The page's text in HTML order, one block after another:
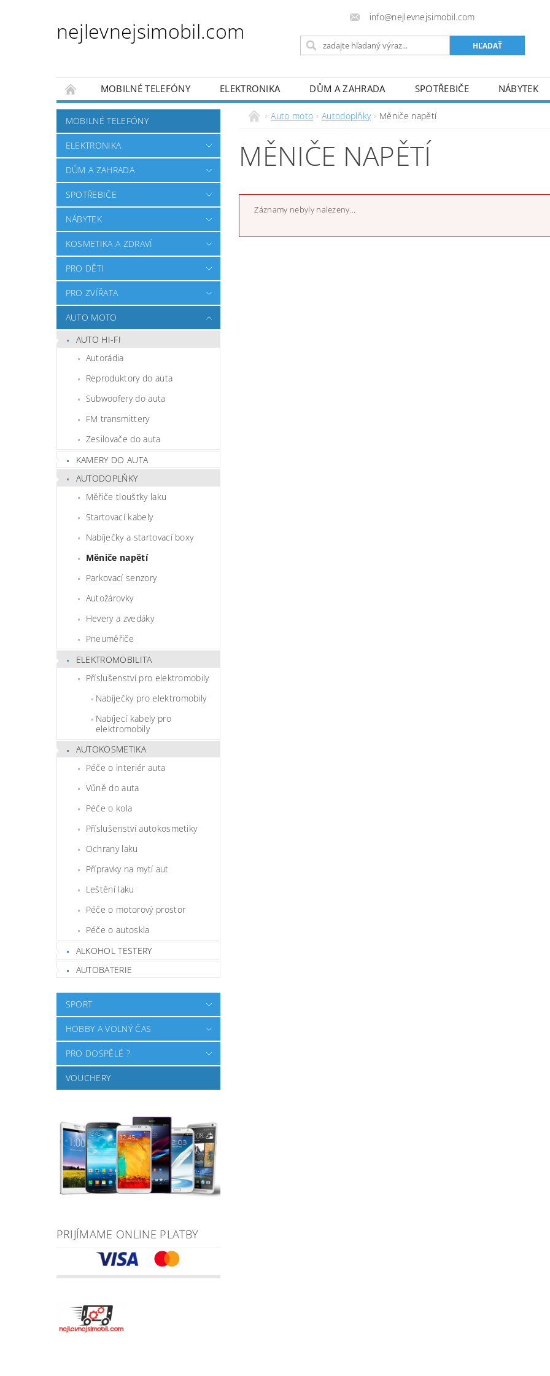
nejlevnejsimobil.com
info@nejlevnejsimobil.com
MOBILNÉ TELEFÓNY ELEKTRONIKA DŮM A ZAHRADA SPOTŘEBIČE
NÁBYTEK
PRO DĚTI
PRO ZVÍŘATA AUTO MOTO SPORT HOBBY A VOLNÝ ČAS
OBCHODNÍ PODMÍNKY
NAPÍŠTE NÁM
MOBILNÉ TELEFÓNY
ELEKTRONIKA
DŮM A ZAHRADA
SPOTŘEBIČE
NÁBYTEK
KOSMETIKA A ZDRAVÍ
PRO DĚTI
PRO ZVÍŘATA
AUTO MOTO
AUTO HI-FI
Autorádia
Reproduktory do auta
Subwoofery do auta
FM transmittery
Zesilovače do auta
KAMERY DO AUTA
AUTODOPLŇKY
Měřiče tloušťky laku
Startovací kabely
Nabíječky a startovací boxy
Měniče napětí
Parkovací senzory
Autožárovky
Hevery a zvedáky
Pneuměřiče
ELEKTROMOBILITA
Příslušenství pro elektromobily
Nabíječky pro elektromobily
Nabíjecí kabely pro
elektromobily
AUTOKOSMETIKA
Péče o interiér auta
Vůně do auta
Péče o kola
Příslušenství autokosmetiky
Ochrany laku
Přípravky na mytí aut
Leštění laku
Péče o motorový prostor
Péče o autoskla
ALKOHOL TESTERY
AUTOBATERIE
SPORT
HOBBY A VOLNÝ ČAS
PRO DOSPĚLÉ ?
VOUCHERY
PRIJÍMAME ONLINE PLATBY
Auto moto Autodoplňky Měniče napětí
MĚNIČE NAPĚTÍ
Záznamy nebyly nalezeny...